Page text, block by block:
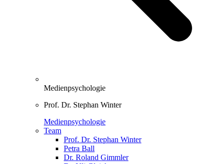
Medienpsychologie
Prof. Dr. Stephan Winter
Medienpsychologie
Team
Prof. Dr. Stephan Winter
Petra Ball
Dr. Roland Gimmler